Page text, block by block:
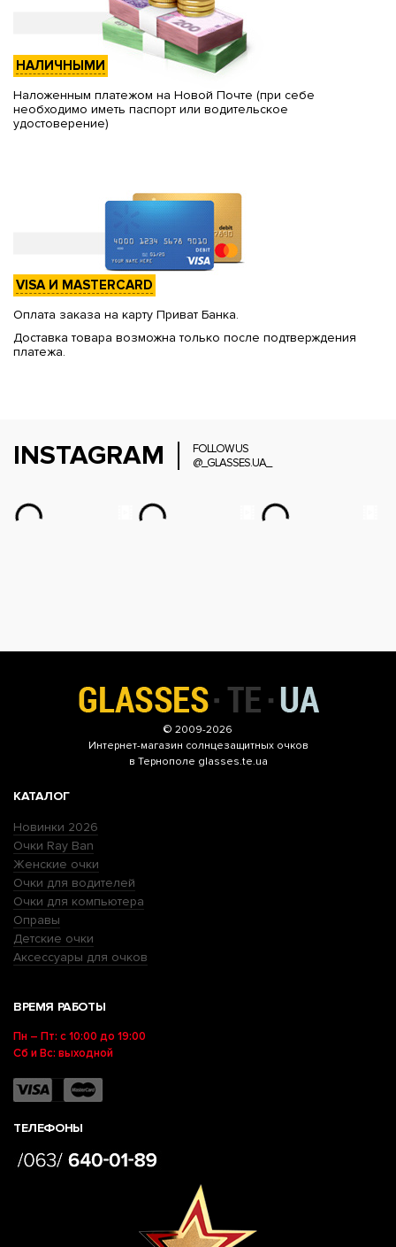
НАЛИЧНЫМИ
Наложенным платежом на Новой Почте (при себе
необходимо иметь паспорт или водительское
удостоверение)
VISA И MASTERCARD
Оплата заказа на карту Приват Банка.
Доставка товара возможна только после подтверждения
платежа.
INSTAGRAM
FOLLOW US
@_GLASSES.UA_
© 2009-2026
Интернет-магазин солнцезащитных очков
в Тернополе glasses.te.ua
КАТАЛОГ
Новинки 2026
Очки Ray Ban
Женские очки
Очки для водителей
Очки для компьютера
Оправы
Детские очки
Аксессуары для очков
ВРЕМЯ РАБОТЫ
Пн – Пт: с 10:00 до 19:00
Сб и Вс: выходной
ТЕЛЕФОНЫ